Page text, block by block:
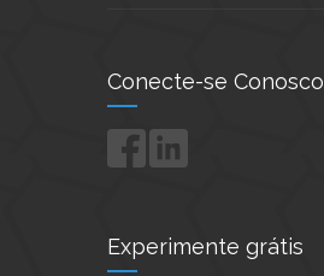
Conecte-se Conosco
Experimente grátis